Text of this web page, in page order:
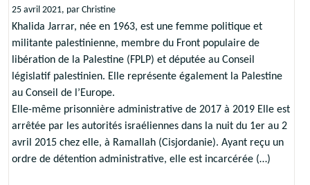
25 avril 2021, par Christine
Khalida Jarrar, née en 1963, est une femme politique et
militante palestinienne, membre du Front populaire de
libération de la Palestine (FPLP) et députée au Conseil
législatif palestinien. Elle représente également la Palestine
au Conseil de l’Europe.
Elle-même prisonnière administrative de 2017 à 2019 Elle est
arrêtée par les autorités israéliennes dans la nuit du 1er au 2
avril 2015 chez elle, à Ramallah (Cisjordanie). Ayant reçu un
ordre de détention administrative, elle est incarcérée (…)